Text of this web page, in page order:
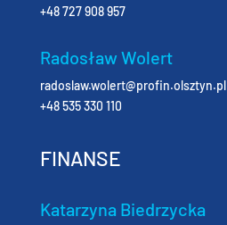
+48 727 908 957
Radosław Wolert
radoslaw.wolert@profin.olsztyn.pl
+48 535 330 110
FINANSE
Katarzyna Biedrzycka